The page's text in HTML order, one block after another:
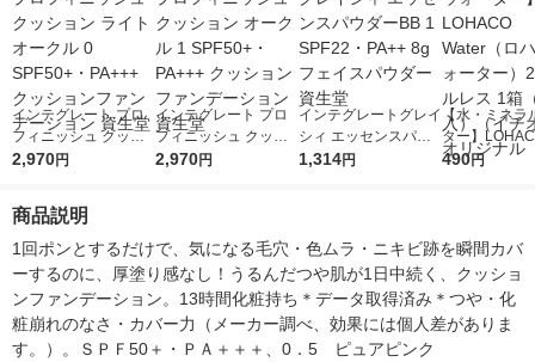
インテグレート プロ
フィニッシュ クッシ
ョン ライトオークル
ョン 資生堂
2,970円
インテグレート プロ
フィニッシュ クッシ
ョン オークル 1 SPF5
2,970円
インテグレートグレイ
シィ エッセンスパウ
ダーBB 1 SPF22・PA
1,314円
【水・ミネラ
ター】
r（ロハコウ
490円
商品説明
1回ポンとするだけで、気になる毛穴・色ムラ・ニキビ跡を瞬間カバ
ーするのに、厚塗り感なし！うるんだつや肌が1日中続く、クッショ
ンファンデーション。13時間化粧持ち＊データ取得済み＊つや・化
粧崩れのなさ・カバー力（メーカー調べ、効果には個人差がありま
す。）。ＳＰＦ50＋・ＰＡ＋＋＋、0．5　ピュアピンク